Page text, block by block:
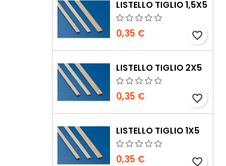
LISTELLO TIGLIO 1,5X5
0,35 € favorite_border
LISTELLO TIGLIO 2X5
0,35 € favorite_border
LISTELLO TIGLIO 1X5
0,35 € favorite_border